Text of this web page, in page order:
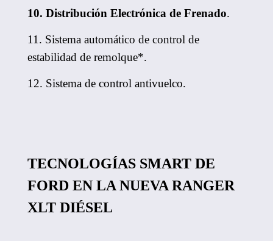
10. Distribución Electrónica de Frenado.
11. Sistema automático de control de
estabilidad de remolque*.
12. Sistema de control antivuelco.
TECNOLOGÍAS SMART DE
FORD EN LA NUEVA RANGER
XLT DIÉSEL